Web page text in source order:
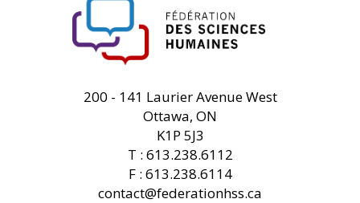
200 - 141 Laurier Avenue West
Ottawa, ON
K1P 5J3
T : 613.238.6112
F : 613.238.6114
contact@federationhss.ca